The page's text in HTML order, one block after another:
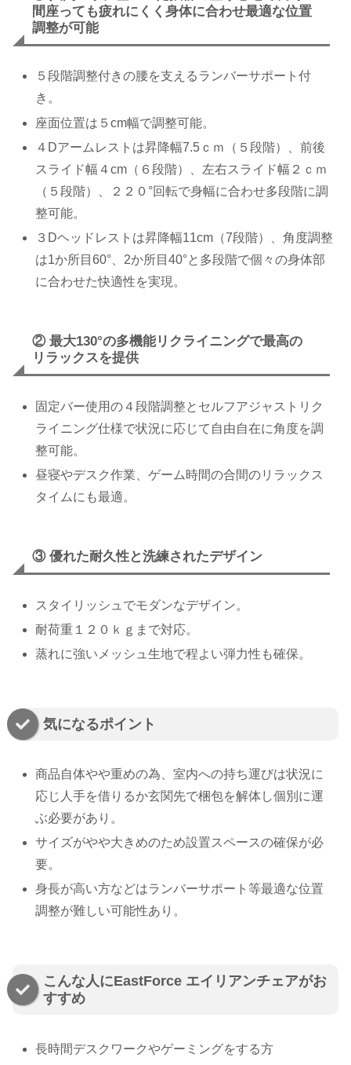
間座っても疲れにくく身体に合わせ最適な位置
調整が可能
５段階調整付きの腰を支えるランバーサポート付
き。
座面位置は５cm幅で調整可能。
４Dアームレストは昇降幅7.5ｃｍ（５段階）、前後
スライド幅４cm（６段階）、左右スライド幅２ｃｍ
（５段階）、２２０°回転で身幅に合わせ多段階に調
整可能。
３Dヘッドレストは昇降幅11cm（7段階）、角度調整
は1か所目60°、2か所目40°と多段階で個々の身体部
に合わせた快適性を実現。
② 最大130°の多機能リクライニングで最高の
リラックスを提供
固定バー使用の４段階調整とセルフアジャストリク
ライニング仕様で状況に応じて自由自在に角度を調
整可能。
昼寝やデスク作業、ゲーム時間の合間のリラックス
タイムにも最適。
③ 優れた耐久性と洗練されたデザイン
スタイリッシュでモダンなデザイン。
耐荷重１２０ｋｇまで対応。
蒸れに強いメッシュ生地で程よい弾力性も確保。
気になるポイント
商品自体やや重めの為、室内への持ち運びは状況に
応じ人手を借りるか玄関先で梱包を解体し個別に運
ぶ必要があり。
サイズがやや大きめのため設置スペースの確保が必
要。
身長が高い方などはランバーサポート等最適な位置
調整が難しい可能性あり。
こんな人にEastForce エイリアンチェアがお
すすめ
長時間デスクワークやゲーミングをする方